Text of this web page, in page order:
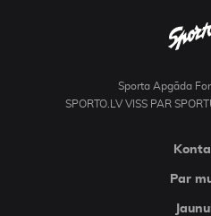
Sporta Apgāda
SPORTO.LV VISS PAR
Par